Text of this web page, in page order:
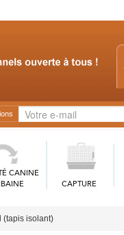
CANINE
CAPTURE
(tapis isolant)